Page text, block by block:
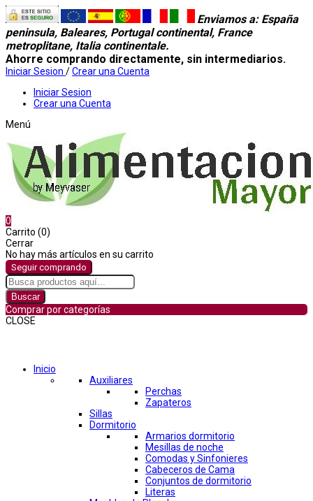
Enviamos a: España
peninsula, Baleares, Portugal continental, France
metroplitane, Italia continentale.
Ahorre comprando directamente, sin intermediarios.
Iniciar Sesion /Crear una Cuenta
Iniciar Sesion
Crear una Cuenta
Menú
0
Carrito (0)
Cerrar
No hay más artículos en su carrito
Seguir comprando
Buscar
Comprar por categorías
CLOSE
Inicio
Auxiliares
Perchas
Zapateros
Sillas
Dormitorio
Armarios dormitorio
Mesillas de noche
Comodas y Sinfonieres
Cabeceros de Cama
Conjuntos de dormitorio
Literas